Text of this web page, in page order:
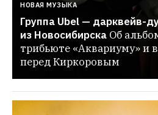
НОВАЯ МУЗЫКА
Группа Ubel — дарквейв-
из Новосибирска Об
трибьюте «Аквариуму» и
перед Киркоровым